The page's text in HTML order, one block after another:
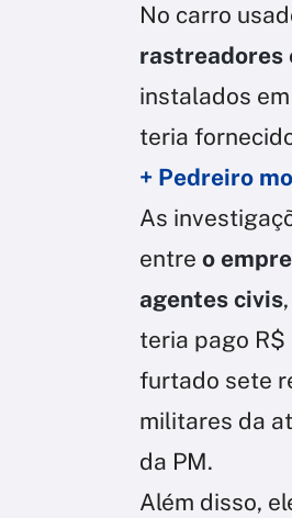
No carro
rastreadores
instalados
teria
+ Pedreiro
As
entre o
agentes civis
teria pago R$
furtado sete
militares da
da PM.
Além disso,